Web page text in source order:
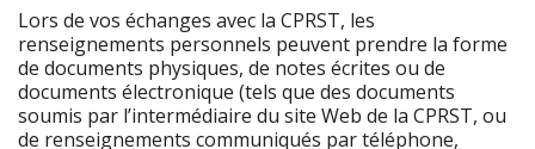
Lors de vos échanges avec la CPRST, les
renseignements personnels peuvent prendre la forme
de documents physiques, de notes écrites ou de
documents électronique (tels que des documents
soumis par l’intermédiaire du site Web de la CPRST, ou
de renseignements communiqués par téléphone,